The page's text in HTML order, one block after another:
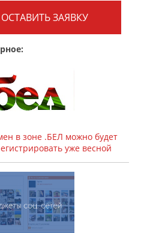
ОСТАВИТЬ ЗАЯВКУ
в зоне .БЕЛ можно будет
уже весной